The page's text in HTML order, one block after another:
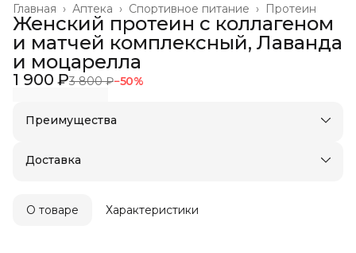
Протеин
Спортивное питание ›
Аптека ›
Главная ›
Женский протеин с коллагеном
и матчей комплексный, Лаванда
и моцарелла
1 900 ₽3 800 ₽−50%
Преимущества
Оплата частями в Сплит
Удобный возврат
Доставка
О товаре Характеристики